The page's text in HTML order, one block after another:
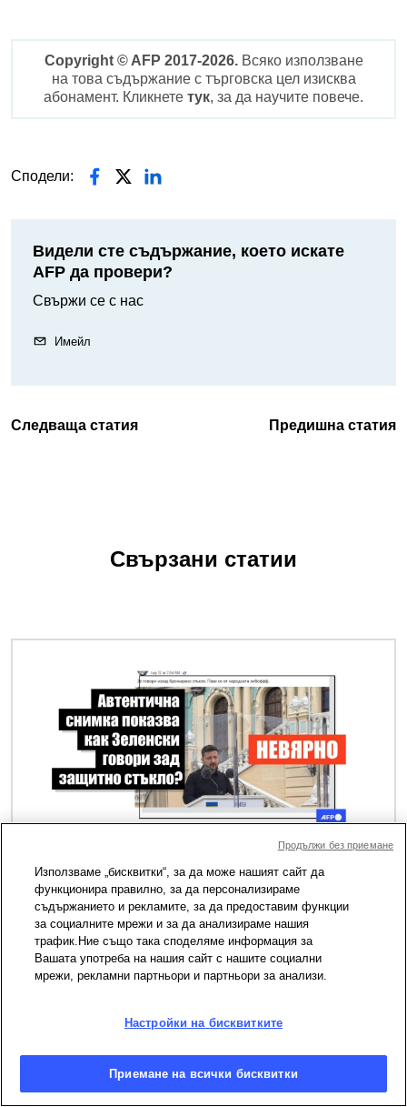
Copyright © AFP 2017-2026.Всяко използване
на това съдържание с търговска цел изисква
абонамент. Кликнете тук, за да научите повече.
Сподели:
Видели сте съдържание, което искате
AFP да провери?
Свържи се с нас
Имейл
Следваща статия Предишна статия
Свързани статии
Това изображение на Зеленски зад
защитно стъкло в Киев е създадено с
изкуствен интелект
Използваме „бисквитки“, за да може нашият сайт да
функционира правилно, за да персонализираме
съдържанието и рекламите, за да предоставим функции
за социалните мрежи и за да анализираме нашия
трафик.Ние също така споделяме информация за
Вашата употреба на нашия сайт с нашите социални
мрежи, рекламни партньори и партньори за анализи.
Настройки на бисквитките
Приемане на всички бисквитки
Продължи без приемане